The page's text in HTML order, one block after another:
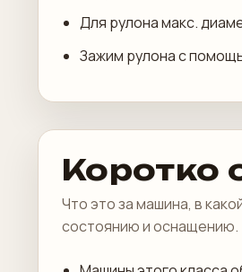
Для рулона макс.
Зажим рулона с
Коротко
Что это за машина, в
состоянию и оснащению.